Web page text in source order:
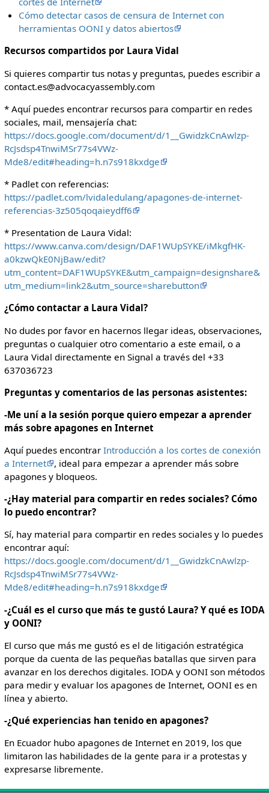
Cómo detectar casos de censura de Internet con
herramientas OONI y datos abiertos
Recursos compartidos por Laura Vidal
Si quieres compartir tus notas y preguntas, puedes escribir a
contact.es@advocacyassembly.com
* Aquí puedes encontrar recursos para compartir en redes
sociales, mail, mensajería chat:
https://docs.google.com/document/d/1__GwidzkCnAwlzp-
RcJsdsp4TnwiMSr77s4VWz-
Mde8/edit#heading=h.n7s918kxdge
* Padlet con referencias:
https://padlet.com/lvidaledulang/apagones-de-internet-
referencias-3z505qoqaieydff6
* Presentation de Laura Vidal:
https://www.canva.com/design/DAF1WUpSYKE/iMkgfHK-
a0kzwQkE0NjBaw/edit?
utm_content=DAF1WUpSYKE&utm_campaign=designshare&
utm_medium=link2&utm_source=sharebutton
¿Cómo contactar a Laura Vidal?
No dudes por favor en hacernos llegar ideas, observaciones,
preguntas o cualquier otro comentario a este email, o a
Laura Vidal directamente en Signal a través del +33
637036723
Preguntas y comentarios de las personas asistentes:
-Me uní a la sesión porque quiero empezar a aprender
más sobre apagones en Internet
Aquí puedes encontrar Introducción a los cortes de conexión
a Internet
, ideal para empezar a aprender más sobre
apagones y bloqueos.
-¿Hay material para compartir en redes sociales? Cómo
lo puedo encontrar?
Sí, hay material para compartir en redes sociales y lo puedes
encontrar aquí:
https://docs.google.com/document/d/1__GwidzkCnAwlzp-
RcJsdsp4TnwiMSr77s4VWz-
Mde8/edit#heading=h.n7s918kxdge
-¿Cuál es el curso que más te gustó Laura? Y qué es IODA
y OONI?
El curso que más me gustó es el de litigación estratégica
porque da cuenta de las pequeñas batallas que sirven para
avanzar en los derechos digitales. IODA y OONI son métodos
para medir y evaluar los apagones de Internet, OONI es en
línea y abierto.
-¿Qué experiencias han tenido en apagones?
En Ecuador hubo apagones de Internet en 2019, los que
limitaron las habilidades de la gente para ir a protestas y
expresarse libremente.